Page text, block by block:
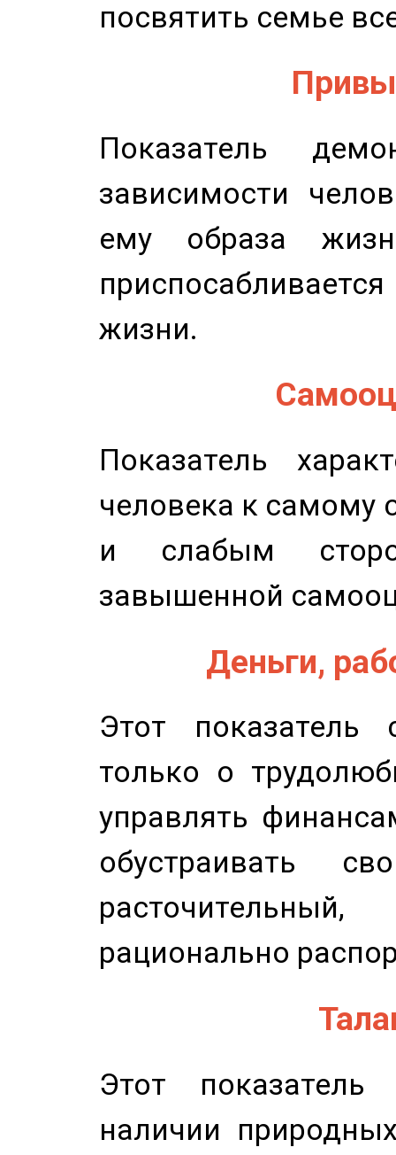
посвятить семье
Показатель
зависимости
ему образа
жизни.
Показатель
человека к самому
и слабым
завышенной
Деньги,
Этот показатель
только о
управлять
обустраивать
рационально
Этот показатель
наличии